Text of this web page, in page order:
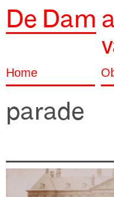
De Dam
Home
parade